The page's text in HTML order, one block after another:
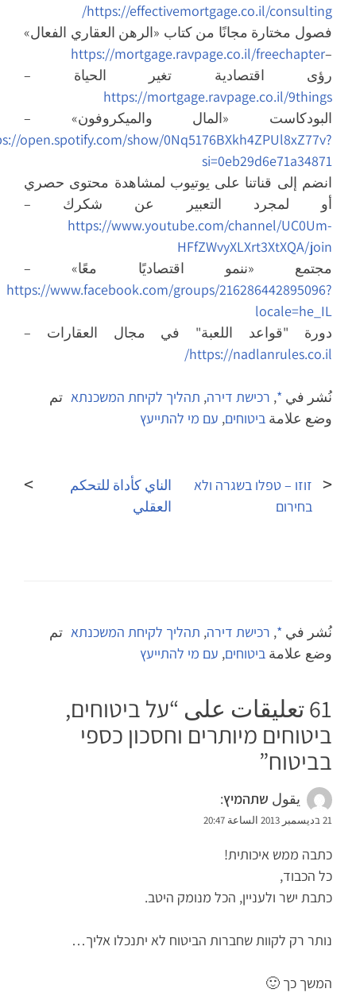
https://effectivemortgage.co.il/consulting/
فصول مختارة مجانًا من كتاب «الرهن العقاري الفعال»
https://mortgage.ravpage.co.il/freechapter
رؤى اقتصادية تغير الحياة –
https://mortgage.ravpage.co.il/9things
البودكاست «المال والميكروفون» –
https://open.spotify.com/show/0Nq5176BXkh4ZPUl8xZ77v?
si=0eb29d6e71a34871
انضم إلى قناتنا على يوتيوب لمشاهدة محتوى حصري
أو لمجرد التعبير عن شكرك –
https://www.youtube.com/channel/UC0Um-
HFfZWvyXLXrt3XtXQA/join
مجتمع «ننمو اقتصاديًا معًا» –
https://www.facebook.com/groups/216286442895096?
locale=he_IL
دورة "قواعد اللعبة" في مجال العقارات –
https://nadlanrules.co.il/
نُشر في *
,רכישת דירה,תהליך לקיחת המשכנתא تم
وضع علامةביטוחים,עם מי להתייעץ
المقالات
זוזו – טפלו בשגרה ולא
בחירום
الناي كأداة للتحكم
العقلي
نُشر في *
,רכישת דירה,תהליך לקיחת המשכנתא تم
وضع علامةביטוחים,עם מי להתייעץ
על ביטוחים,
ביטוחים מיותרים וחסכון כספי
בביטוח”
يقولשתהמיץ:
כתבה ממש איכותית!
כל הכבוד,
כתבת ישר ולעניין, הכל מנומק היטב.
נותר רק לקוות שחברות הביטוח לא יתנכלו אליך…
המשך כך 🙂